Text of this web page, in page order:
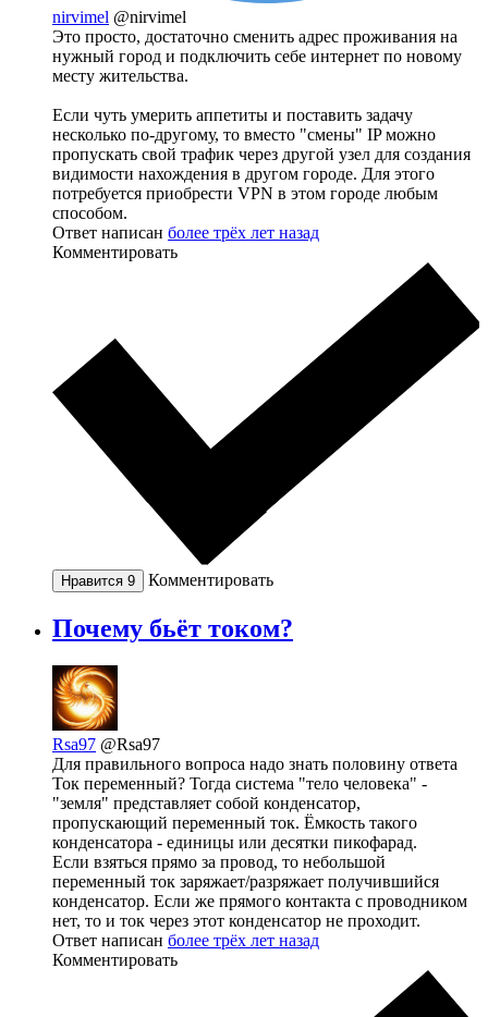
nirvimel @nirvimel
Это просто, достаточно сменить адрес проживания на
нужный город и подключить себе интернет по новому
месту жительства.
Если чуть умерить аппетиты и поставить задачу
несколько по-другому, то вместо "смены" IP можно
пропускать свой трафик через другой узел для создания
видимости нахождения в другом городе. Для этого
потребуется приобрести VPN в этом городе любым
способом.
Ответ написан более трёх лет назад
Комментировать
Нравится 9 Комментировать
Почему бьёт током?
Rsa97 @Rsa97
Для правильного вопроса надо знать половину ответа
Ток переменный? Тогда система "тело человека" -
"земля" представляет собой конденсатор,
пропускающий переменный ток. Ёмкость такого
конденсатора - единицы или десятки пикофарад.
Если взяться прямо за провод, то небольшой
переменный ток заряжает/разряжает получившийся
конденсатор. Если же прямого контакта с проводником
нет, то и ток через этот конденсатор не проходит.
Ответ написан более трёх лет назад
Комментировать